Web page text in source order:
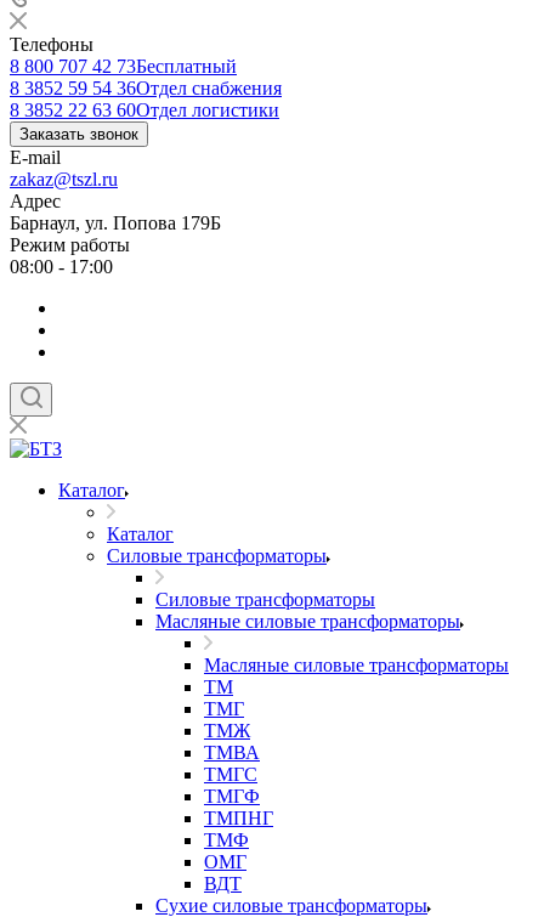
Телефоны
8 800 707 42 73Бесплатный
8 3852 59 54 36Отдел снабжения
8 3852 22 63 60Отдел логистики
Заказать звонок
E-mail
zakaz@tszl.ru
Адрес
Барнаул, ул. Попова 179Б
Режим работы
08:00 - 17:00
Каталог
Каталог
Силовые трансформаторы
Силовые трансформаторы
Масляные силовые трансформаторы
Масляные силовые трансформаторы
ТМ
ТМГ
ТМЖ
ТМВА
ТМГС
ТМГФ
ТМПНГ
ТМФ
ОМГ
ВДТ
Сухие силовые трансформаторы